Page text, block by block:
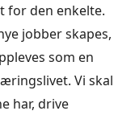
for den enkelte.
jobber skapes,
som en
Vi skal
har, drive